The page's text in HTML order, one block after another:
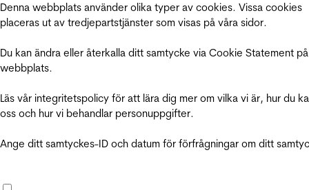
Denna webbplats använder olika typer av cookies. Vissa cookies
placeras ut av tredjepartstjänster som visas på våra sidor.
Du kan ändra eller återkalla ditt samtycke via Cookie Statement
webbplats.
Läs vår integritetspolicy för att lära dig mer om vilka vi är, hur du
oss och hur vi behandlar personuppgifter.
Ange ditt samtyckes-ID och datum för förfrågningar om ditt